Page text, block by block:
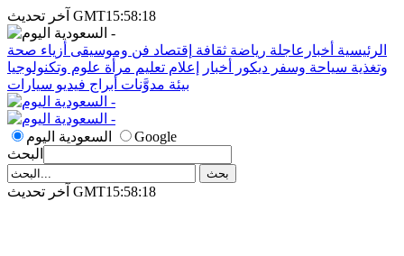
آخر تحديث GMT15:58:18
الرئيسية أخبارعاجلة رياضة ثقافة إقتصاد فن وموسيقى أزياء صحة
وتغذية سياحة وسفر ديكور أخبار إعلام تعليم مرأة علوم وتكنولوجيا
بيئة مدوَّنات أبراج فيديو سيارات
السعودية اليوم
Google
البحث
آخر تحديث GMT15:58:18